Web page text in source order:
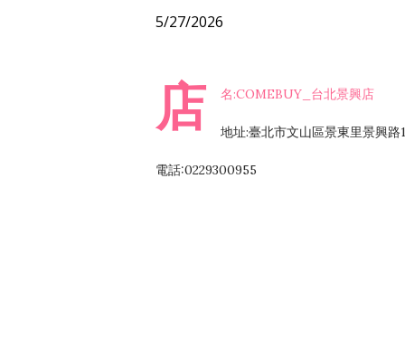
5/27/2026
店 名:COMEBUY_台北景興店
地址:臺北市文山區景東里景興路
電話:0229300955